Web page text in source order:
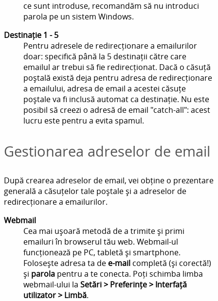
ce sunt introduse, recomandăm să nu introduci
parola pe un sistem Windows.
Destinație 1 - 5
Pentru adresele de redirecționare a emailurilor
doar: specifică până la 5 destinații către care
emailul ar trebui să fie redirecționat. Dacă o căsuță
poștală există deja pentru adresa de redirecționare
a emailului, adresa de email a acestei căsuțe
poștale va fi inclusă automat ca destinație. Nu este
posibil să creezi o adresă de email "catch-all": acest
lucru este pentru a evita spamul.
Gestionarea adreselor de email
După crearea adreselor de email, vei obține o prezentare
generală a căsuțelor tale poștale și a adreselor de
redirecționare a emailurilor.
Webmail
Cea mai ușoară metodă de a trimite și primi
emailuri în browserul tău web. Webmail-ul
funcționează pe PC, tabletă și smartphone.
Folosește adresa ta de e-mail completă (și corectă!)
și parola pentru a te conecta. Poți schimba limba
webmail-ului la Setări > Preferințe > Interfață
utilizator > Limbă.